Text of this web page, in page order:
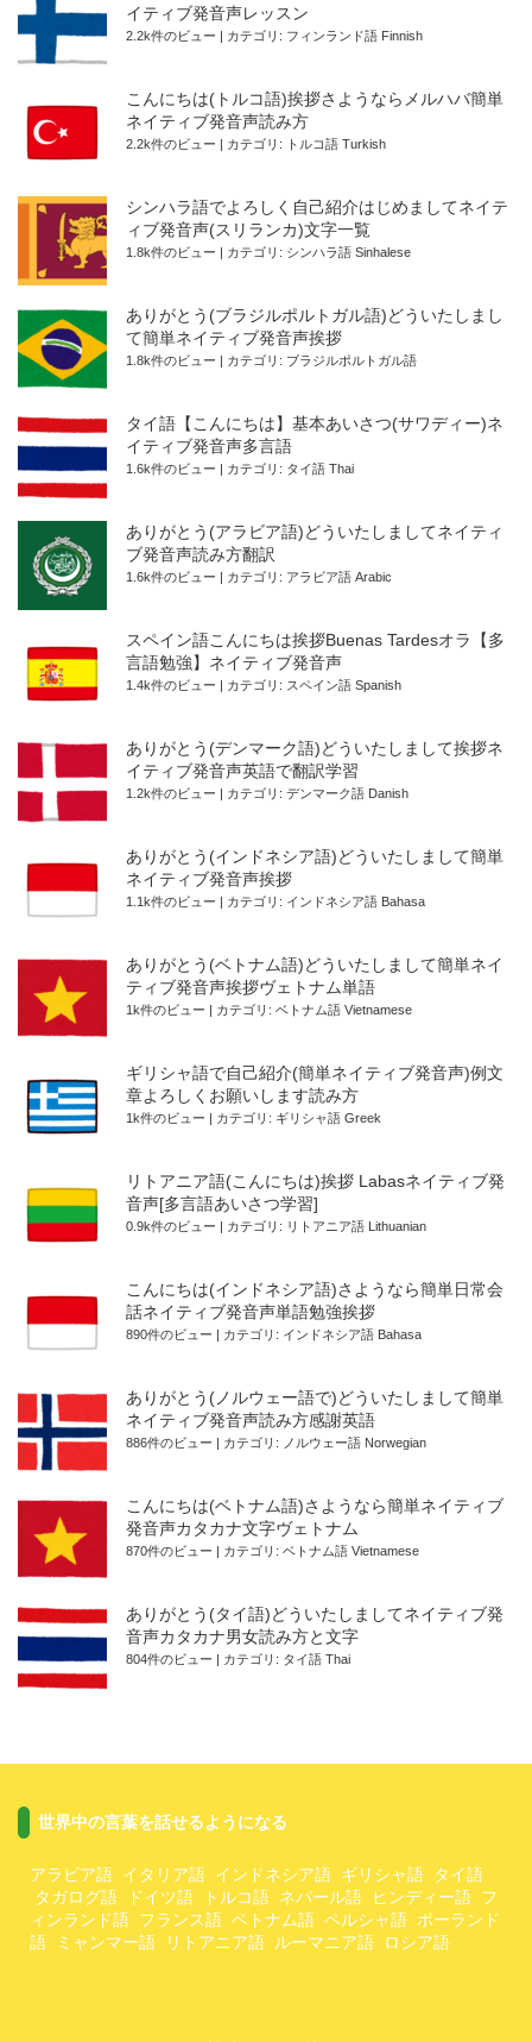
イティブ発音声レッスン
2.2k件のビュー カテゴリ: フィンランド語 Finnish
こんにちは(トルコ語)挨拶さようならメルハバ簡単
ネイティブ発音声読み方
2.2k件のビュー カテゴリ: トルコ語 Turkish
シンハラ語でよろしく自己紹介はじめましてネイテ
ィブ発音声(スリランカ)文字一覧
1.8k件のビュー カテゴリ: シンハラ語 Sinhalese
ありがとう(ブラジルポルトガル語)どういたしまし
て簡単ネイティブ発音声挨拶
1.8k件のビュー カテゴリ: ブラジルポルトガル語
タイ語【こんにちは】基本あいさつ(サワディー)ネ
イティブ発音声多言語
1.6k件のビュー カテゴリ: タイ語 Thai
ありがとう(アラビア語)どういたしましてネイティ
ブ発音声読み方翻訳
1.6k件のビュー カテゴリ: アラビア語 Arabic
スペイン語こんにちは挨拶Buenas Tardesオラ【多
言語勉強】ネイティブ発音声
1.4k件のビュー カテゴリ: スペイン語 Spanish
ありがとう(デンマーク語)どういたしまして挨拶ネ
イティブ発音声英語で翻訳学習
1.2k件のビュー カテゴリ: デンマーク語 Danish
ありがとう(インドネシア語)どういたしまして簡単
ネイティブ発音声挨拶
1.1k件のビュー カテゴリ: インドネシア語 Bahasa
ありがとう(ベトナム語)どういたしまして簡単ネイ
ティブ発音声挨拶ヴェトナム単語
1k件のビュー カテゴリ: ベトナム語 Vietnamese
ギリシャ語で自己紹介(簡単ネイティブ発音声)例文
章よろしくお願いします読み方
1k件のビュー カテゴリ: ギリシャ語 Greek
リトアニア語(こんにちは)挨拶 Labasネイティブ発
音声[多言語あいさつ学習]
0.9k件のビュー カテゴリ: リトアニア語 Lithuanian
こんにちは(インドネシア語)さようなら簡単日常会
話ネイティブ発音声単語勉強挨拶
890件のビュー カテゴリ: インドネシア語 Bahasa
ありがとう(ノルウェー語で)どういたしまして簡単
ネイティブ発音声読み方感謝英語
886件のビュー カテゴリ: ノルウェー語 Norwegian
こんにちは(ベトナム語)さようなら簡単ネイティブ
発音声カタカナ文字ヴェトナム
870件のビュー カテゴリ: ベトナム語 Vietnamese
ありがとう(タイ語)どういたしましてネイティブ発
音声カタカナ男女読み方と文字
804件のビュー カテゴリ: タイ語 Thai
世界中の言葉を話せるようになる
アラビア語 イタリア語 インドネシア語 ギリシャ語 タイ語
タガログ語 ドイツ語 トルコ語 ネパール語 ヒンディー語 フ
ィンランド語 フランス語 ベトナム語 ペルシャ語 ポーランド
語 ミャンマー語 リトアニア語 ルーマニア語 ロシア語